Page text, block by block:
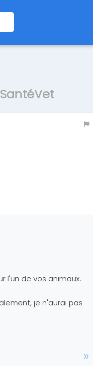
l'un de vos animaux.
je n'aurai pas